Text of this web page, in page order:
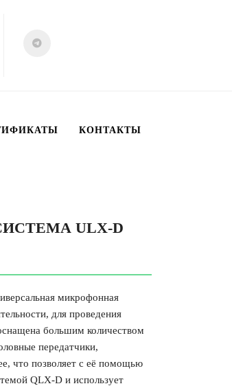
КОНТАКТЫ
ULX-D
микрофонная
для проведения
большим количеством
передатчики,
что позволяет с её помощью
QLX-D и использует